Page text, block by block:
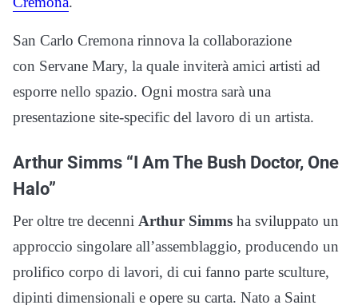
San Carlo Cremona rinnova la collaborazione
con Servane Mary, la quale inviterà amici artisti ad
esporre nello spazio. Ogni mostra sarà una
presentazione site-specific del lavoro di un artista.
Arthur Simms “I Am The Bush Doctor, One
Halo”
Per oltre tre decenni Arthur Simms ha sviluppato un
approccio singolare all’assemblaggio, producendo un
prolifico corpo di lavori, di cui fanno parte sculture,
dipinti dimensionali e opere su carta. Nato a Saint